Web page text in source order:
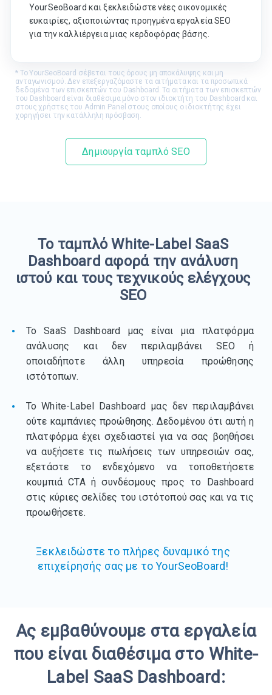
YourSeoBoard και ξεκλειδώστε νέες οικονομικές
ευκαιρίες, αξιοποιώντας προηγμένα εργαλεία SEO
για την καλλιέργεια μιας κερδοφόρας βάσης.
* Το YourSeoBoard σέβεται τους όρους μη αποκάλυψης και μη
ανταγωνισμού. Δεν επεξεργαζόμαστε τα αιτήματα και τα προσωπικά
δεδομένα των επισκεπτών του Dashboard. Τα αιτήματα των επισκεπτών
του Dashboard είναι διαθέσιμα μόνο στον ιδιοκτήτη του Dashboard και
στους χρήστες του Admin Panel στους οποίους ο ιδιοκτήτης έχει
χορηγήσει την κατάλληλη πρόσβαση.
Δημιουργία ταμπλό SEO
Το ταμπλό White-Label SaaS
Dashboard αφορά την ανάλυση
ιστού και τους τεχνικούς ελέγχους
SEO
Το SaaS Dashboard μας είναι μια πλατφόρμα
ανάλυσης και δεν περιλαμβάνει SEO ή
οποιαδήποτε άλλη υπηρεσία προώθησης
ιστότοπων.
Το White-Label Dashboard μας δεν περιλαμβάνει
ούτε καμπάνιες προώθησης. Δεδομένου ότι αυτή η
πλατφόρμα έχει σχεδιαστεί για να σας βοηθήσει
να αυξήσετε τις πωλήσεις των υπηρεσιών σας,
εξετάστε το ενδεχόμενο να τοποθετήσετε
κουμπιά CTA ή συνδέσμους προς το Dashboard
στις κύριες σελίδες του ιστότοπού σας και να τις
προωθήσετε.
Ξεκλειδώστε το πλήρες δυναμικό της
επιχείρησής σας με το YourSeoBoard!
Ας εμβαθύνουμε στα εργαλεία
που είναι διαθέσιμα στο White-
Label SaaS Dashboard: